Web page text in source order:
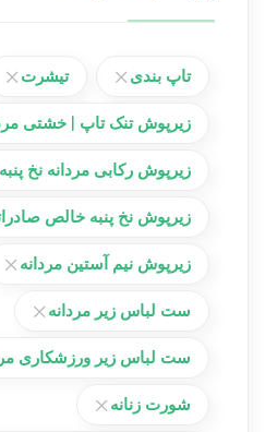
تاپ بندی تیشرت
زیرپوش تنک تاپ | خشتی
زیرپوش رکابی مردانه نخ پنبه
زیرپوش نخ پنبه خالص
زیرپوش نیم آستین مردانه
ست لباس زیر مردانه
ست لباس زیر ورزشکاری
شورت زنانه